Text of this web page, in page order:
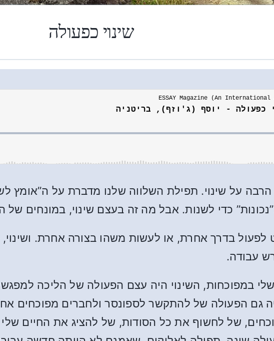
שינוי כפעולה
על שינוי. תפילת השלווה שלנו מדברת על ה”אומץ
כדי לשנות. אבל מה זה בעצם שינוי, במונחים של
לפעול בדרך אחרת, או לעשות משהו בצורה אחרת.
עבודה.
במפוכחות, השינוי היה עצם הפעולה של הליכה
גם הפעולה של להתקשר לספונסר ולחברים מפוכחים
של לחשוף את כל הסודות, של להציג את החיים